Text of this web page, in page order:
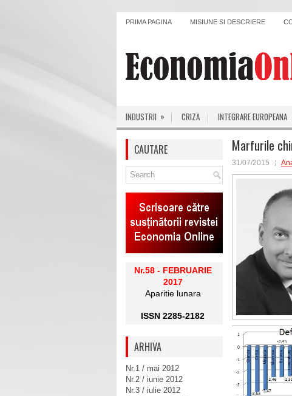
PRIMA PAGINA MISIUNE SI DESCRIERE
INDUSTRII » CRIZA INTEGRARE EUROPEANA
Marfurile
31/07/2015
CAUTARE
Nr.58 - FEBRUARIE
2017
Aparitie lunara
ISSN 2285-2182
ARHIVA
Nr.1 / mai 2012
Nr.2 / iunie 2012
Nr.3 / iulie 2012